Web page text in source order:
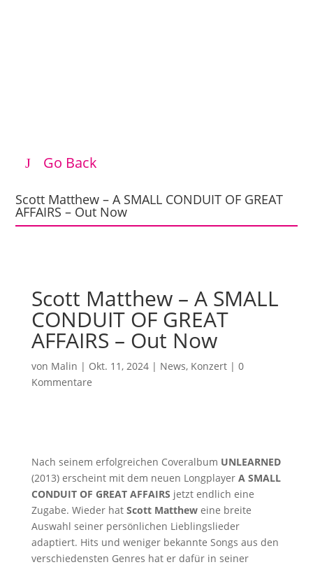
Go Back
Scott Matthew – A SMALL CONDUIT OF GREAT
AFFAIRS – Out Now
Scott Matthew – A SMALL
CONDUIT OF GREAT
AFFAIRS – Out Now
von Malin | Okt. 11, 2024| News, Konzert| 0
Kommentare
Nach seinem erfolgreichen Coveralbum UNLEARNED
(2013) erscheint mit dem neuen Longplayer A SMALL
CONDUIT OF GREAT AFFAIRS jetzt endlich eine
Zugabe. Wieder hat Scott Mattheweine breite
Auswahl seiner persönlichen Lieblingslieder
adaptiert. Hits und weniger bekannte Songs aus den
verschiedensten Genres hat er dafür in seiner